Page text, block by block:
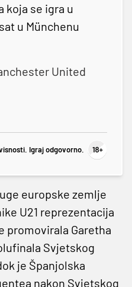
koja se igra u
u Münchenu
United
Igraj odgovorno.
europske zemlje
U21 reprezentacija
promovirala Garetha
Svjetskog
je Španjolska
nakon Svjetskog